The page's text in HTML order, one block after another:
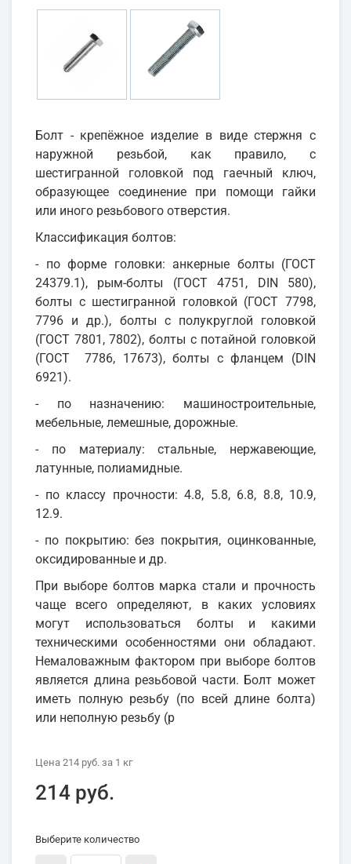
Болт - крепёжное изделие в виде стержня с
наружной резьбой, как правило, с
шестигранной головкой под гаечный ключ,
образующее соединение при помощи гайки
или иного резьбового отверстия.
Классификация болтов:
- по форме головки: анкерные болты (ГОСТ
24379.1), рым-болты (ГОСТ 4751, DIN 580),
болты с шестигранной головкой (ГОСТ 7798,
7796 и др.), болты с полукруглой головкой
(ГОСТ 7801, 7802), болты с потайной головкой
(ГОСТ 7786, 17673), болты с фланцем (DIN
6921).
- по назначению: машиностроительные,
мебельные, лемешные, дорожные.
- по материалу: стальные, нержавеющие,
латунные, полиамидные.
- по классу прочности: 4.8, 5.8, 6.8, 8.8, 10.9,
12.9.
- по покрытию: без покрытия, оцинкованные,
оксидированные и др.
При выборе болтов марка стали и прочность
чаще всего определяют, в каких условиях
могут использоваться болты и какими
техническими особенностями они обладают.
Немаловажным фактором при выборе болтов
является длина резьбовой части. Болт может
иметь полную резьбу (по всей длине болта)
или неполную резьбу (р
Цена 214 руб. за 1 кг
214 руб.
Выберите количество